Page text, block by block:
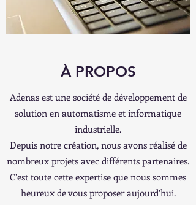
À PROPOS
Adenas est une société de développement de
solution en automatisme et informatique
industrielle.
Depuis notre création, nous avons réalisé de
nombreux projets avec différents partenaires.
C’est toute cette expertise que nous sommes
heureux de vous proposer aujourd’hui.